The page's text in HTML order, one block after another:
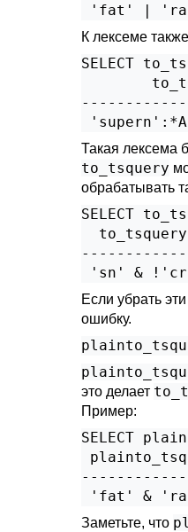
К лексеме
SELECT
Такая лексема
to_tsquery
обрабатывать
SELECT
  to_tsquery
Если убрать
ошибку.
это делает
Пример:
SELECT
Заметьте, что